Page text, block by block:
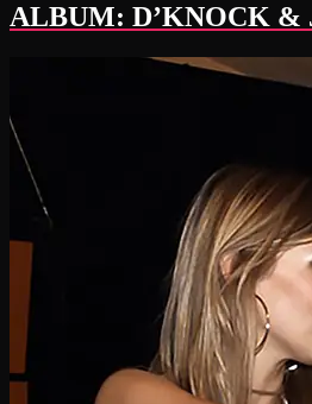
ALBUM: D’KNOCK &